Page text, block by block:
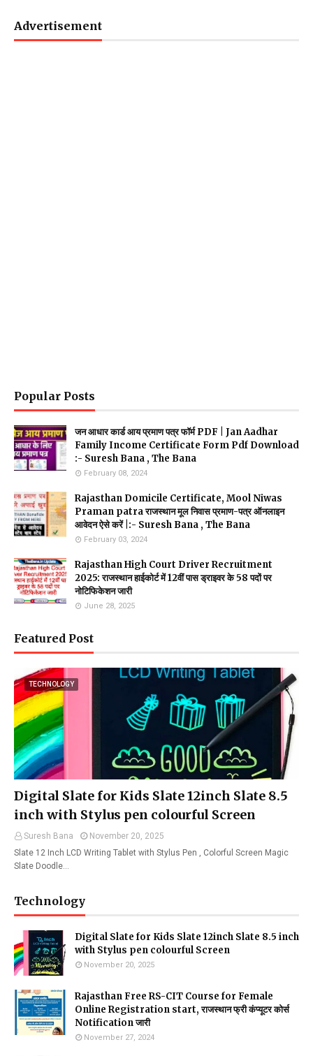
Advertisement
Popular Posts
जन आधार कार्ड आय प्रमाण पत्र फॉर्म PDF | Jan Aadhar
Family Income Certificate Form Pdf Download
:- Suresh Bana , The Bana
February 08, 2024
Rajasthan Domicile Certificate, Mool Niwas
Praman patra राजस्थान मूल निवास प्रमाण-पत्र ऑनलाइन
आवेदन ऐसे करें |:- Suresh Bana , The Bana
February 03, 2024
Rajasthan High Court Driver Recruitment
2025: राजस्थान हाईकोर्ट में 12वीं पास ड्राइवर के 58 पदों पर
नोटिफिकेशन जारी
June 28, 2025
Featured Post
TECHNOLOGY
Digital Slate for Kids Slate 12inch Slate 8.5
inch with Stylus pen colourful Screen
Suresh Bana
November 20, 2025
Slate 12 Inch LCD Writing Tablet with Stylus Pen , Colorful Screen Magic
Slate Doodle…
Technology
Digital Slate for Kids Slate 12inch Slate 8.5 inch
with Stylus pen colourful Screen
November 20, 2025
Rajasthan Free RS-CIT Course for Female
Online Registration start, राजस्थान फ्री कंप्यूटर कोर्स
Notification जारी
November 27, 2024